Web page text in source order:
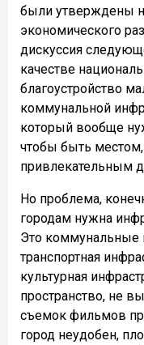
были утверждены
экономического
дискуссия
качестве
благоустройство
коммунальной
который вообще
чтобы быть
привлекательным
Но проблема,
городам нужна
Это коммунальные
транспортная
культурная
пространство, не
съемок фильмов
город неудобен,